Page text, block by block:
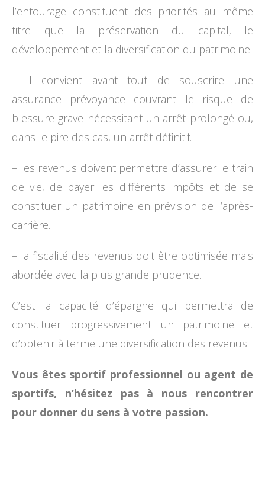
l’entourage constituent des priorités au même
titre que la préservation du capital, le
développement et la diversification du patrimoine.
– il convient avant tout de souscrire une
assurance prévoyance couvrant le risque de
blessure grave nécessitant un arrêt prolongé ou,
dans le pire des cas, un arrêt définitif.
– les revenus doivent permettre d’assurer le train
de vie, de payer les différents impôts et de se
constituer un patrimoine en prévision de l’après-
carrière.
– la fiscalité des revenus doit être optimisée mais
abordée avec la plus grande prudence.
C’est la capacité d’épargne qui permettra de
constituer progressivement un patrimoine et
d’obtenir à terme une diversification des revenus.
Vous êtes sportif professionnel ou agent de
sportifs, n’hésitez pas à nous rencontrer
pour donner du sens à votre passion.